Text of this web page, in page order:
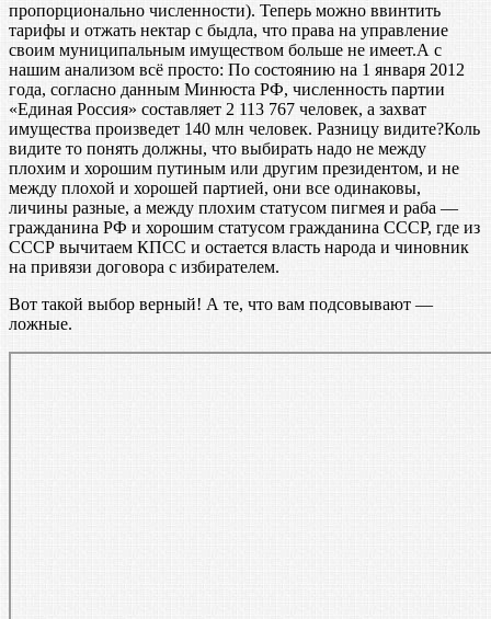
пропорционально численности). Теперь можно ввинтить
тарифы и отжать нектар с быдла, что права на управление
своим муниципальным имуществом больше не имеет.А с
нашим анализом всё просто: По состоянию на 1 января 2012
года, согласно данным Минюста РФ, численность партии
«Единая Россия» составляет 2 113 767 человек, а захват
имущества произведет 140 млн человек. Разницу видите?Коль
видите то понять должны, что выбирать надо не между
плохим и хорошим путиным или другим президентом, и не
между плохой и хорошей партией, они все одинаковы,
личины разные, а между плохим статусом пигмея и раба —
гражданина РФ и хорошим статусом гражданина СССР, где из
СССР вычитаем КПСС и остается власть народа и чиновник
на привязи договора с избирателем.
Вот такой выбор верный! А те, что вам подсовывают —
ложные.